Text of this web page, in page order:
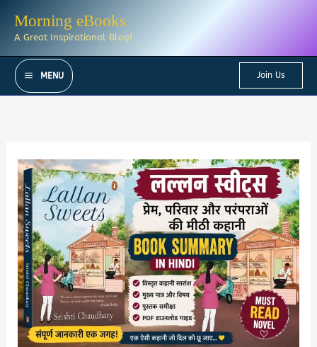
Morning eBooks
A Great Inspirational Blog!
MENU Join Us